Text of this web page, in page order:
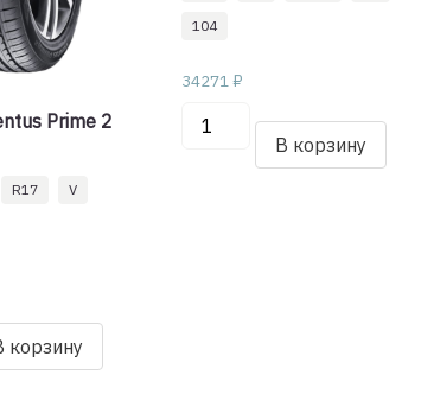
Prime 2
R17 V
корзину
104
34271₽
Количество
В корзину